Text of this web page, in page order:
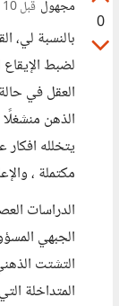
0
مجهول قبل 10 أشهر
بالنسبة لي،
لضبط
العقل في
الذهن
يتخلله
مكتملة ،
الدراسات
الجبهي
التشتت
المتداخلة